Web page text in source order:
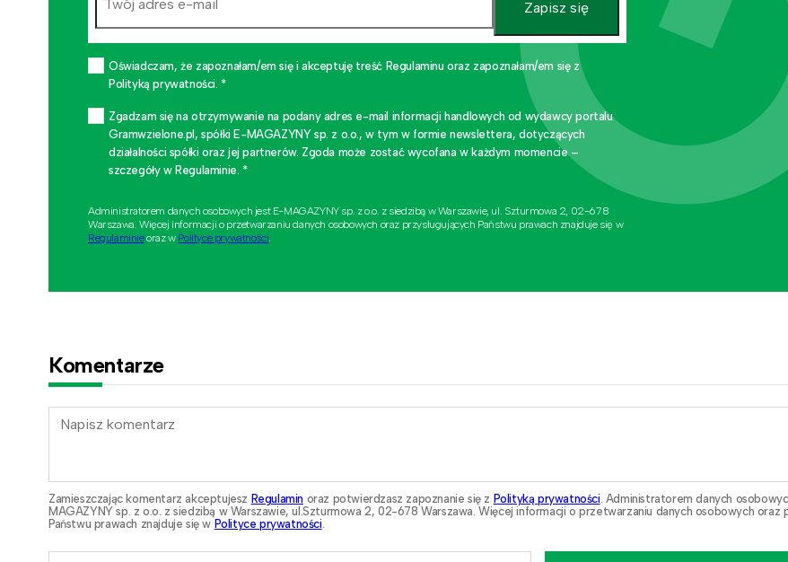
Zapisz się
Oświadczam, że zapoznałam/em się i akceptuję treść Regulaminu oraz zapoznałam/em się z
Polityką prywatności. *
Zgadzam się na otrzymywanie na podany adres e-mail informacji handlowych od wydawcy portalu
Gramwzielone.pl, spółki E-MAGAZYNY sp. z o.o., w tym w formie newslettera, dotyczących
działalności spółki oraz jej partnerów. Zgoda może zostać wycofana w każdym momencie –
szczegóły w Regulaminie. *
Administratorem danych osobowych jest E-MAGAZYNY sp. z o.o. z siedzibą w Warszawie, ul. Szturmowa 2, 02-678
Warszawa. Więcej informacji o przetwarzaniu danych osobowych oraz przysługujących Państwu prawach znajduje się w
Regulaminieoraz w Polityce prywatności
Komentarze
Zamieszczając komentarz akceptujesz Regulamin oraz potwierdzasz zapoznanie się z Polityką prywatności . Administratorem danych
MAGAZYNY sp. z o.o. z siedzibą w Warszawie, ul.Szturmowa 2, 02-678 Warszawa. Więcej informacji o przetwarzaniu danych osobowych oraz
Państwu prawach znajduje się w Polityce prywatności